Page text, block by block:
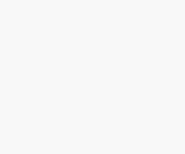
välilehdessä